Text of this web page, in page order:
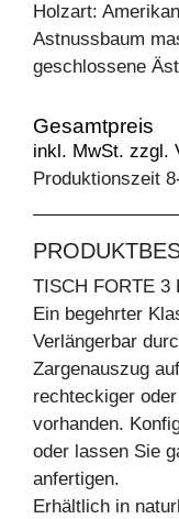
Holzart:
Astnussbaum
geschlossene
Gesamtpreis
inkl. MwSt. zzgl.
Produktionszeit
TISCH FORTE 3
Ein begehrter
Verlängerbar
Zargenauszug
rechteckiger
vorhanden.
oder lassen Sie
anfertigen.
Erhältlich in